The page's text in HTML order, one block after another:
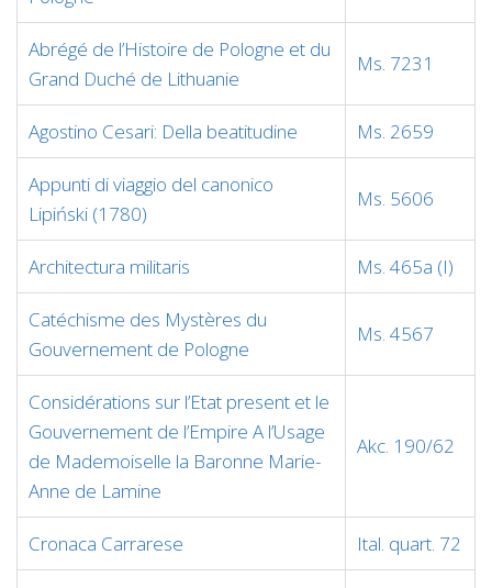
Abrégé de l’Histoire de Pologne et du
Grand Duché de Lithuanie
Ms. 7231
Agostino Cesari: Della beatitudine Ms. 2659
Appunti di viaggio del canonico
Lipiński (1780)
Ms. 5606
Architectura militaris Ms. 465a (I)
Catéchisme des Mystères du
Gouvernement de Pologne
Ms. 4567
Considérations sur l’Etat present et le
Gouvernement de l’Empire A l’Usage
de Mademoiselle la Baronne Marie-
Anne de Lamine
Akc. 190/62
Cronaca Carrarese Ital. quart. 72